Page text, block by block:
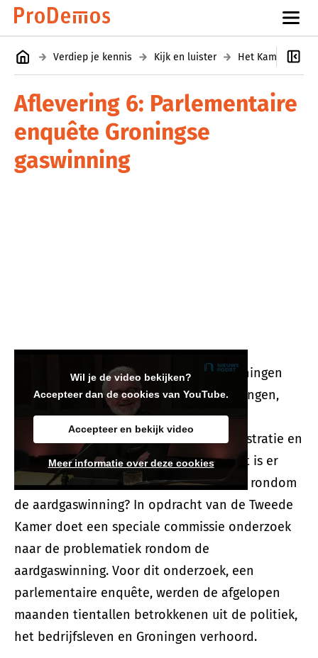
Verdiep je kennis Kijk en luister
Aflevering 6: Parlementaire
enquête Groningse
gaswinning
Wil je de video bekijken?
Accepteer dan de cookies van YouTube.
Accepteer en bekijk video
Meer informatie over deze cookies
De winning van gas in de provincie Groningen
zorgt al jaren voor problemen. Aardbevingen,
schade aan huizen en gedoe over de
schadeafhandeling. En bovenal veel frustratie en
verdriet bij de getroffen Groningers. Wat is er
misgegaan in het democratische proces rondom
de aardgaswinning? In opdracht van de Tweede
Kamer doet een speciale commissie onderzoek
naar de problematiek rondom de
aardgaswinning. Voor dit onderzoek, een
parlementaire enquête, werden de afgelopen
maanden tientallen betrokkenen uit de politiek,
het bedrijfsleven en Groningen verhoord.